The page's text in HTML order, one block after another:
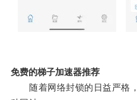
免费的梯子加速器推荐
随着网络封锁的日益严格，